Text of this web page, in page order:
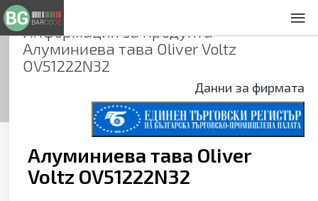
Информация за продукта
Алуминиева тава Oliver Voltz
OV51222N32
Данни за фирмата
Алуминиева тава Oliver
Voltz OV51222N32
Общи условия
Декларация за проверителност
Заснемане на продукти
Контакти